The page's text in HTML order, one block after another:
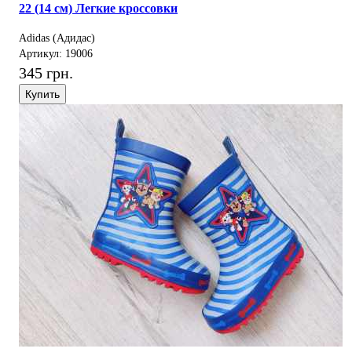
22 (14 см) Легкие кроссовки
Adidas (Адидас)
Артикул: 19006
345 грн.
Купить